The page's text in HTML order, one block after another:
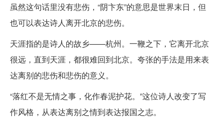
虽然这句话里没有悲伤，“阴卞东”的意思是世界末日，但
也可以表达诗人离开北京的悲伤。
天涯指的是诗人的故乡——杭州。一鞭之下，它离开北京
很远，直到天涯，都很难回到北京。夸张的手法是用来表
达离别的悲伤和悲伤的意义。
“落红不是无情之事，化作春泥护花。”这位诗人改变了写
作风格，从表达离别之情到表达报国之志。